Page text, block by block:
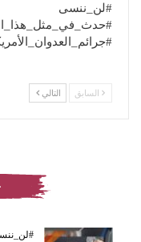
#لن_ننسى
السابق التالي